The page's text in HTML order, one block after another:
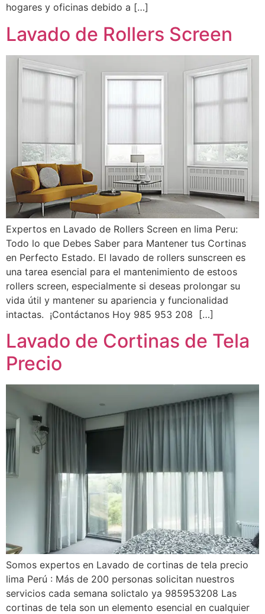
hogares y oficinas debido a […]
Lavado de Rollers Screen
Expertos en Lavado de Rollers Screen en lima Peru:
Todo lo que Debes Saber para Mantener tus Cortinas
en Perfecto Estado. El lavado de rollers sunscreen es
una tarea esencial para el mantenimiento de estoos
rollers screen, especialmente si deseas prolongar su
vida útil y mantener su apariencia y funcionalidad
intactas. ¡Contáctanos Hoy 985 953 208 […]
Lavado de Cortinas de Tela
Precio
Somos expertos en Lavado de cortinas de tela precio
lima Perú : Más de 200 personas solicitan nuestros
servicios cada semana solictalo ya 985953208 Las
cortinas de tela son un elemento esencial en cualquier